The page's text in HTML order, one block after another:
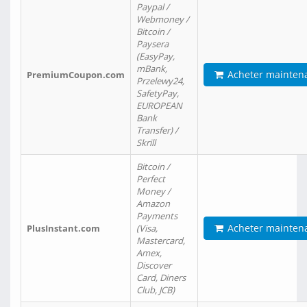
PremiumCoupon.com
Paypal /
Webmoney /
Bitcoin /
Paysera
(EasyPay,
mBank,
Przelewy24,
SafetyPay,
EUROPEAN
Bank
Transfer) /
Skrill
Acheter
PlusInstant.com
Bitcoin /
Perfect
Money /
Amazon
Payments
(Visa,
Mastercard,
Amex,
Discover
Card, Diners
Club, JCB)
Acheter